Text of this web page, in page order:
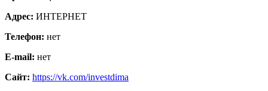
Адрес: ИНТЕРНЕТ
Телефон: нет
E-mail: нет
Сайт: https://vk.com/investdima